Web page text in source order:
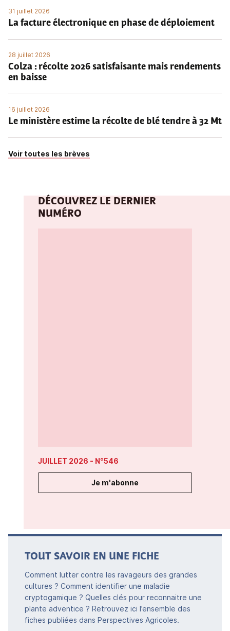
31 juillet 2026
La facture électronique en phase de déploiement
28 juillet 2026
Colza : récolte 2026 satisfaisante mais rendements
en baisse
16 juillet 2026
Le ministère estime la récolte de blé tendre à 32 Mt
Voir toutes les brèves
DÉCOUVREZ LE DERNIER
NUMÉRO
JUILLET 2026 - N°546
Je m'abonne
TOUT SAVOIR EN UNE FICHE
Comment lutter contre les ravageurs des grandes
cultures ? Comment identifier une maladie
cryptogamique ? Quelles clés pour reconnaitre une
plante adventice ? Retrouvez ici l’ensemble des
fiches publiées dans Perspectives Agricoles.